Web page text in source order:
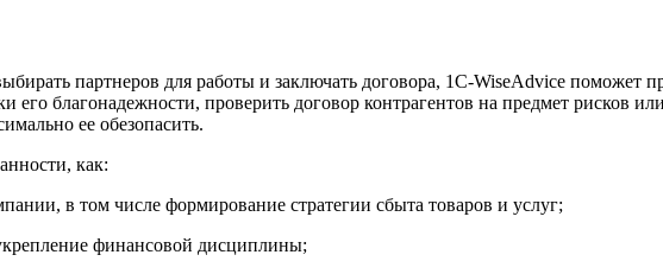
партнеров для работы и заключать договора, 1С-WiseAdvice поможет
его благонадежности, проверить договор контрагентов на предмет рисков
ее обезопасить.
как:
в том числе формирование стратегии сбыта товаров и услуг;
финансовой дисциплины;